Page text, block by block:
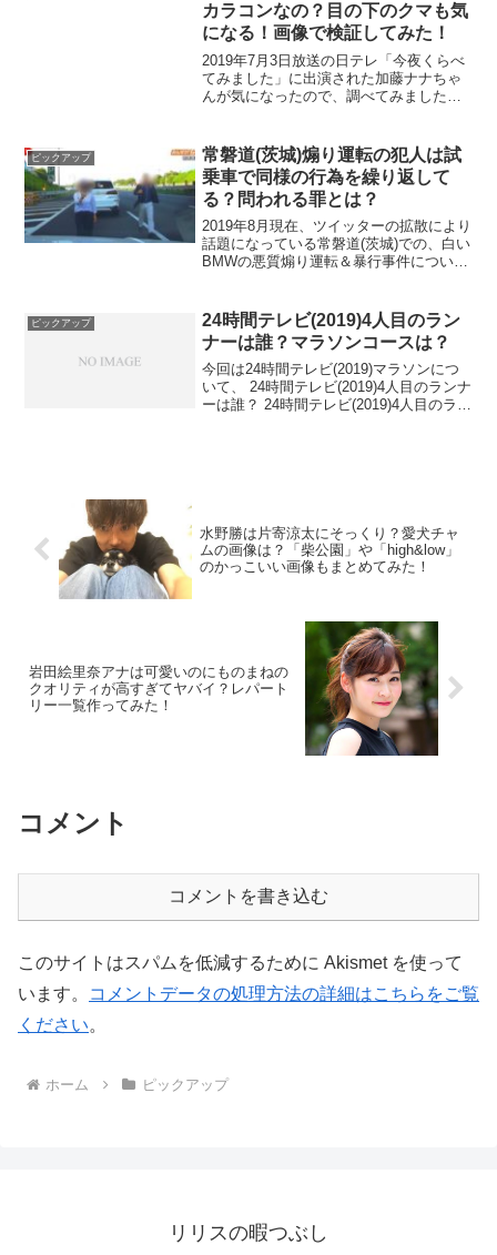
カラコンなの？目の下のクマも気
になる！画像で検証してみた！
2019年7月3日放送の日テレ「今夜くらべ
てみました」に出演された加藤ナナちゃ
んが気になったので、調べてみました！
目の下のクマが気になる？ということが
知りたい方...
ピックアップ
常磐道(茨城)煽り運転の犯人は試
乗車で同様の行為を繰り返して
る？問われる罪とは？
2019年8月現在、ツイッターの拡散により
話題になっている常磐道(茨城)での、白い
BMWの悪質煽り運転＆暴行事件につい
く犯人が裁かれるためにこの記事を書き
ました！煽...
ピックアップ
24時間テレビ(2019)4人目のラン
ナーは誰？マラソンコースは？
今回は24時間テレビ(2019)マラソンにつ
いて、 24時間テレビ(2019)4人目のランナ
ーは誰？ 24時間テレビ(2019)4人目のラン
水野勝は片寄涼太にそっくり？愛犬チャ
ムの画像は？「柴公園」や「high&low」
のかっこいい画像もまとめてみた！
岩田絵里奈アナは可愛いのにものまねの
クオリティが高すぎてヤバイ？レパート
リー一覧作ってみた！
コメント
コメントを書き込む
このサイトはスパムを低減するために Akismet を使って
います。
コメントデータの処理方法の詳細はこちらをご覧
ください。
ホーム ピックアップ
リリスの暇つぶし